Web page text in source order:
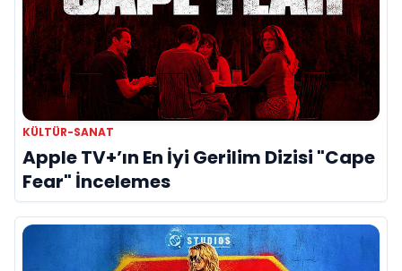
KÜLTÜR-SANAT
Apple TV+’ın En İyi Gerilim Dizisi "Cape
Fear" İncelemes